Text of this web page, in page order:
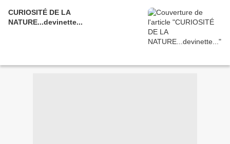
CURIOSITÉ DE LA
NATURE...devinette...